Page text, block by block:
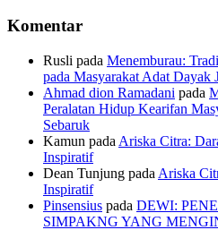
Komentar
Rusli pada Menemburau:
pada Masyarakat Adat Dayak
Ahmad dion Ramadani pada
Peralatan Hidup Kearifan
Sebaruk
Kamun pada Ariska Citra:
Inspiratif
Dean Tunjung pada Ariska
Inspiratif
Pinsensius pada DEWI:
SIMPAKNG YANG